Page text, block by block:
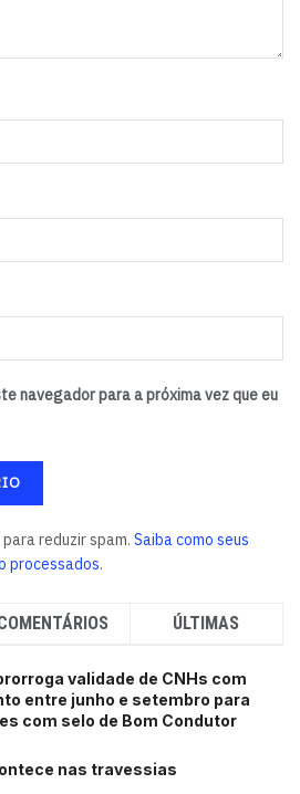
navegador para a próxima vez que eu
reduzir spam. Saiba como seus
processados.
ÚLTIMAS
validade de CNHs com
entre junho e setembro para
com selo de Bom Condutor
nas travessias